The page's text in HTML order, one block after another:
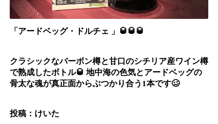
「アードベッグ・ドルチェ 」🥃🥃🥃
クラシックなバーボン樽と甘口のシチリア産ワイン樽
で熟成したボトル🥃 地中海の色気とアードベッグの
骨太な魂が真正面からぶつかり合う1本です🥴
投稿：けいた